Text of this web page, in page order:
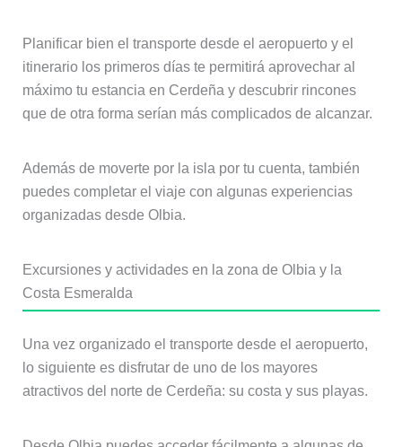
Planificar bien el transporte desde el aeropuerto y el
itinerario los primeros días te permitirá aprovechar al
máximo tu estancia en Cerdeña y descubrir rincones
que de otra forma serían más complicados de alcanzar.
Además de moverte por la isla por tu cuenta, también
puedes completar el viaje con algunas experiencias
organizadas desde Olbia.
Excursiones y actividades en la zona de Olbia y la
Costa Esmeralda
Una vez organizado el transporte desde el aeropuerto,
lo siguiente es disfrutar de uno de los mayores
atractivos del norte de Cerdeña: su costa y sus playas.